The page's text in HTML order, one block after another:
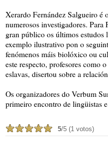
Xerardo Fernández Salgueiro é
numerosos investigadores.
gran público os últimos estudos
exemplo ilustrativo pon o
fenómenos máis biolóxico ou
este respecto, profesores como
eslavas, disertou sobre a
Os organizadores do Verbum
primeiro encontro de lingüistas
5/5 (1 votos)